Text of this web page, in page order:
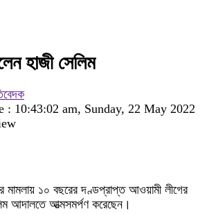
হাজী সেলিম
: 10:43:02 am, Sunday, 22 May 2022
মামলায় ১০ বছরের দণ্ডপ্রাপ্ত আওয়ামী লীগের
আদালতে আত্মসমর্পণ করেছেন।